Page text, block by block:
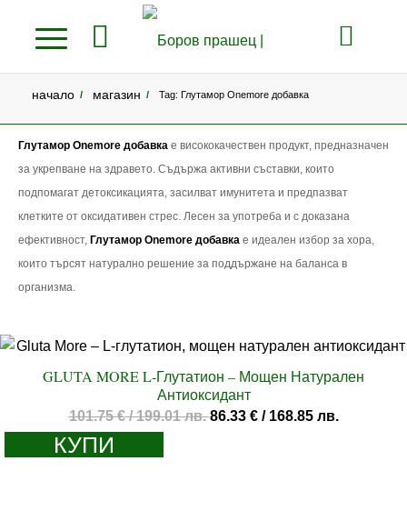
начало / магазин / Tag: Глутамор Onemore добавка
Глутамор Onemore добавка е висококачествен продукт, предназначен
за укрепване на здравето. Съдържа активни съставки, които
подпомагат детоксикацията, засилват имунитета и предпазват
клетките от оксидативен стрес. Лесен за употреба и с доказана
ефективност, Глутамор Onemore добавка е идеален избор за хора,
които търсят натурално решение за поддържане на баланса в
организма.
GLUTA MORE L-Глутатион – Мощен Натурален
Антиоксидант
101.75€/ 199.01 лв.Original
86.33 €/ 168.85 лв.
КУПИ